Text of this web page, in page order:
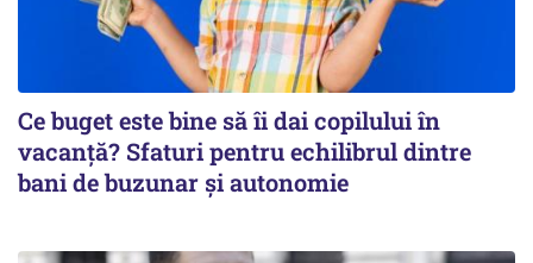
Ce buget este bine să îi dai copilului în
vacanță? Sfaturi pentru echilibrul dintre
bani de buzunar și autonomie